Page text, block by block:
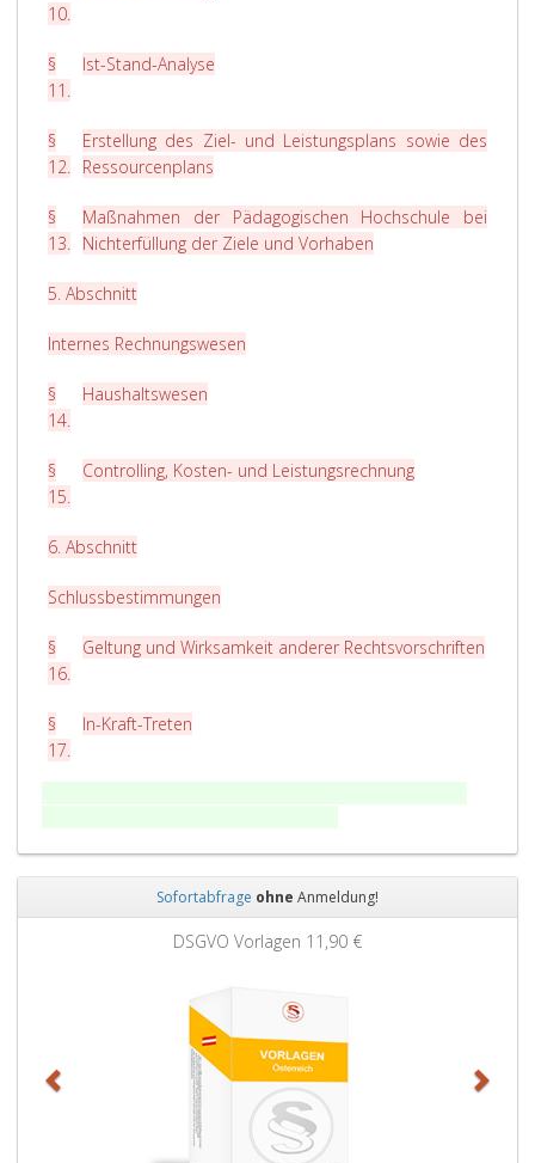
10.
§
11 .
Ist-Stand-Analyse
§
12.
Erstellung des Ziel- und Leistungsplans sowie des
Ressourcenplans
§
13.
Maßnahmen der Pädagogischen Hochschule bei
Nichterfüllung der Ziele und Vorhaben
5. Abschnitt
Internes Rechnungswesen
§
14.
Haushaltswesen
§
15.
Controlling, Kosten- und Leistungsrechnung
6. Abschnitt
Schlussbestimmungen
§
16.
Geltung und Wirksamkeit anderer Rechtsvorschriften
§
17.
In-Kraft-Treten
Sofortabfrage ohne Anmeldung!
11,90 €